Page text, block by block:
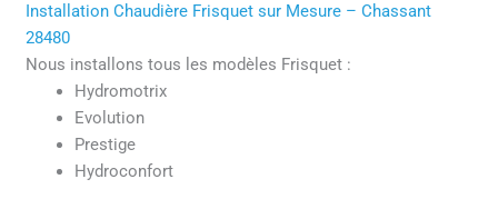
Installation Chaudière Frisquet sur Mesure – Chassant
28480
Nous installons tous les modèles Frisquet :
Hydromotrix
Evolution
Prestige
Hydroconfort